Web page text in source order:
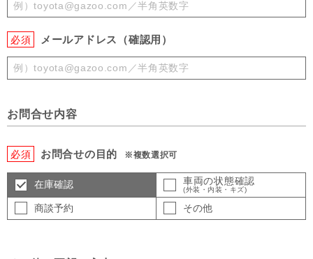
必須 メールアドレス（確認用）
お問合せ内容
必須 お問合せの目的 ※複数選択可
在庫確認 車両の状態確認
(外装・内装・キズ)
商談予約 その他